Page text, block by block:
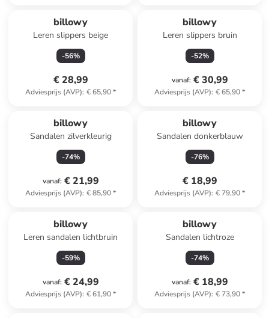
billowy
Leren slippers beige
-56%
€ 28,99
Adviesprijs (AVP): € 65,90*
billowy
Leren slippers bruin
-52%
vanaf: € 30,99
Adviesprijs (AVP): € 65,90*
billowy
Sandalen zilverkleurig
-74%
vanaf: € 21,99
Adviesprijs (AVP): € 85,90*
billowy
Sandalen donkerblauw
-76%
€ 18,99
Adviesprijs (AVP): € 79,90*
billowy
Leren sandalen lichtbruin
-59%
vanaf: € 24,99
Adviesprijs (AVP): € 61,90*
billowy
Sandalen lichtroze
-74%
vanaf: € 18,99
Adviesprijs (AVP): € 73,90*